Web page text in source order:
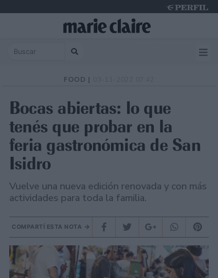
FOOD |
Bocas abiertas: lo que
tenés que probar en la
feria gastronómica de San
Isidro
Vuelve una nueva edición renovada y con más
actividades para toda la familia.
COMPARTÍ ESTA NOTA